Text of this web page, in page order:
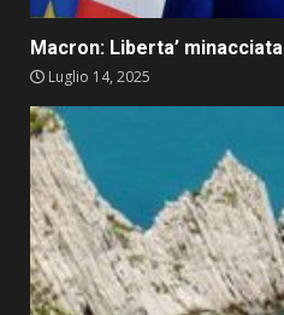
Macron: Liberta’ minacciata
Luglio 14, 2025